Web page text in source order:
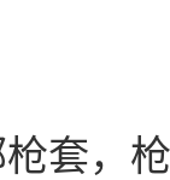
套，